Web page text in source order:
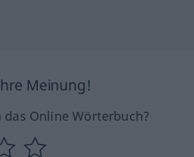
Meinung!
Online Wörterbuch?